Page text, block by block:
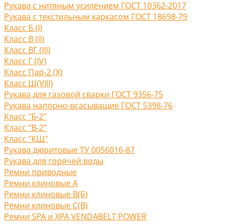
Рукава с нитяным усилением ГОСТ 10362-2017
Рукава с текстильным каркасом ГОСТ 18698-79
Класс Б (I)
Класс В (II)
Класс ВГ (III)
Класс Г (IV)
Класс Пар-2 (X)
Класс Ш(VIII)
Рукава для газовой сварки ГОСТ 9356-75
Рукава напорно-всасыващие ГОСТ 5398-76
Класс "Б-2"
Класс "В-2"
Класс "КЩ"
Рукава дюритовые ТУ 0056016-87
Рукава для горячей воды
Ремни приводные
Ремни клиновые A
Ремни клиновые В(Б)
Ремни клиновые С(B)
Ремни SPA и XPA VENDABELT POWER